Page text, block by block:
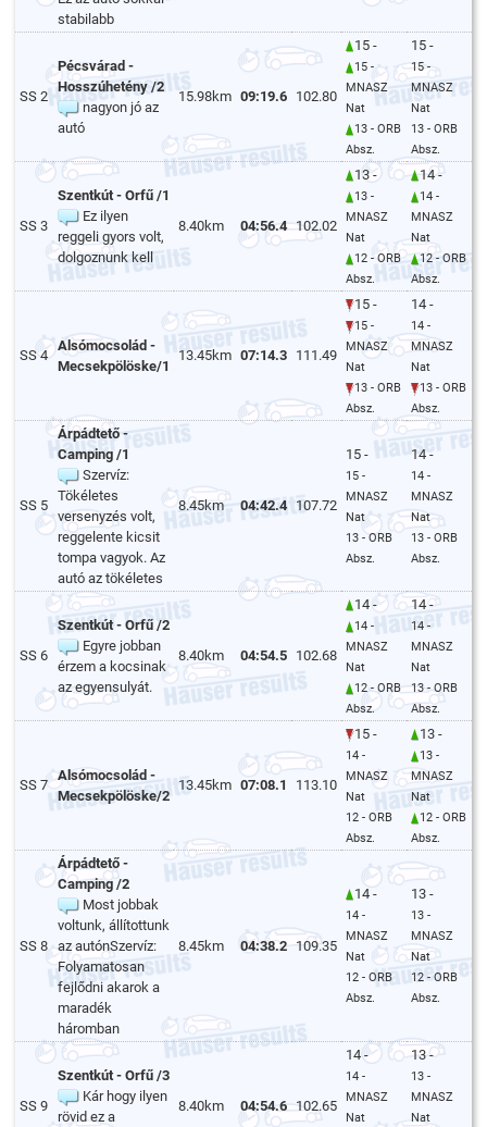
stabilabb
SS 2
Pécsvárad -
Hosszúhetény /2
nagyon jó az
autó
15.98km 09:19.6 102.80
15 -
15 -
MNASZ
Nat
13 - ORB
Absz.
15 -
15 -
MNASZ
Nat
13 - ORB
Absz.
SS 3
Szentkút - Orfű /1
Ez ilyen
reggeli gyors volt,
dolgoznunk kell
8.40km 04:56.4 102.02
13 -
13 -
MNASZ
Nat
12 - ORB
Absz.
14 -
14 -
MNASZ
Nat
12 - ORB
Absz.
SS 4
Alsómocsolád -
Mecsekpölöske/1
13.45km 07:14.3 111.49
15 -
15 -
MNASZ
Nat
13 - ORB
Absz.
14 -
14 -
MNASZ
Nat
13 - ORB
Absz.
SS 5
Árpádtető -
Camping /1
Szervíz:
Tökéletes
versenyzés volt,
reggelente kicsit
tompa vagyok. Az
autó az tökéletes
8.45km 04:42.4 107.72
15 -
15 -
MNASZ
Nat
13 - ORB
Absz.
14 -
14 -
MNASZ
Nat
13 - ORB
Absz.
SS 6
Szentkút - Orfű /2
Egyre jobban
érzem a kocsinak
az egyensulyát.
8.40km 04:54.5 102.68
14 -
14 -
MNASZ
Nat
12 - ORB
Absz.
14 -
14 -
MNASZ
Nat
13 - ORB
Absz.
SS 7
Alsómocsolád -
Mecsekpölöske/2
13.45km 07:08.1 113.10
15 -
14 -
MNASZ
Nat
12 - ORB
Absz.
13 -
13 -
MNASZ
Nat
12 - ORB
Absz.
SS 8
Árpádtető -
Camping /2
Most jobbak
voltunk, állítottunk
az autónSzervíz:
Folyamatosan
fejlődni akarok a
maradék
háromban
8.45km 04:38.2 109.35
14 -
14 -
MNASZ
Nat
12 - ORB
Absz.
13 -
13 -
MNASZ
Nat
12 - ORB
Absz.
SS 9
Szentkút - Orfű /3
Kár hogy ilyen
rövid ez a
8.40km 04:54.6 102.65
14 -
14 -
MNASZ
Nat
13 -
13 -
MNASZ
Nat